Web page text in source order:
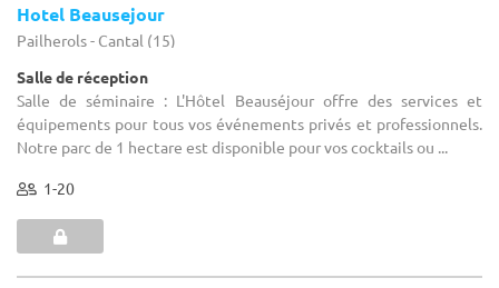
Hotel Beausejour
Pailherols - Cantal (15)
Salle de réception
Salle de séminaire : L'Hôtel Beauséjour offre des services et
équipements pour tous vos événements privés et professionnels.
Notre parc de 1 hectare est disponible pour vos cocktails ou ...
1-20